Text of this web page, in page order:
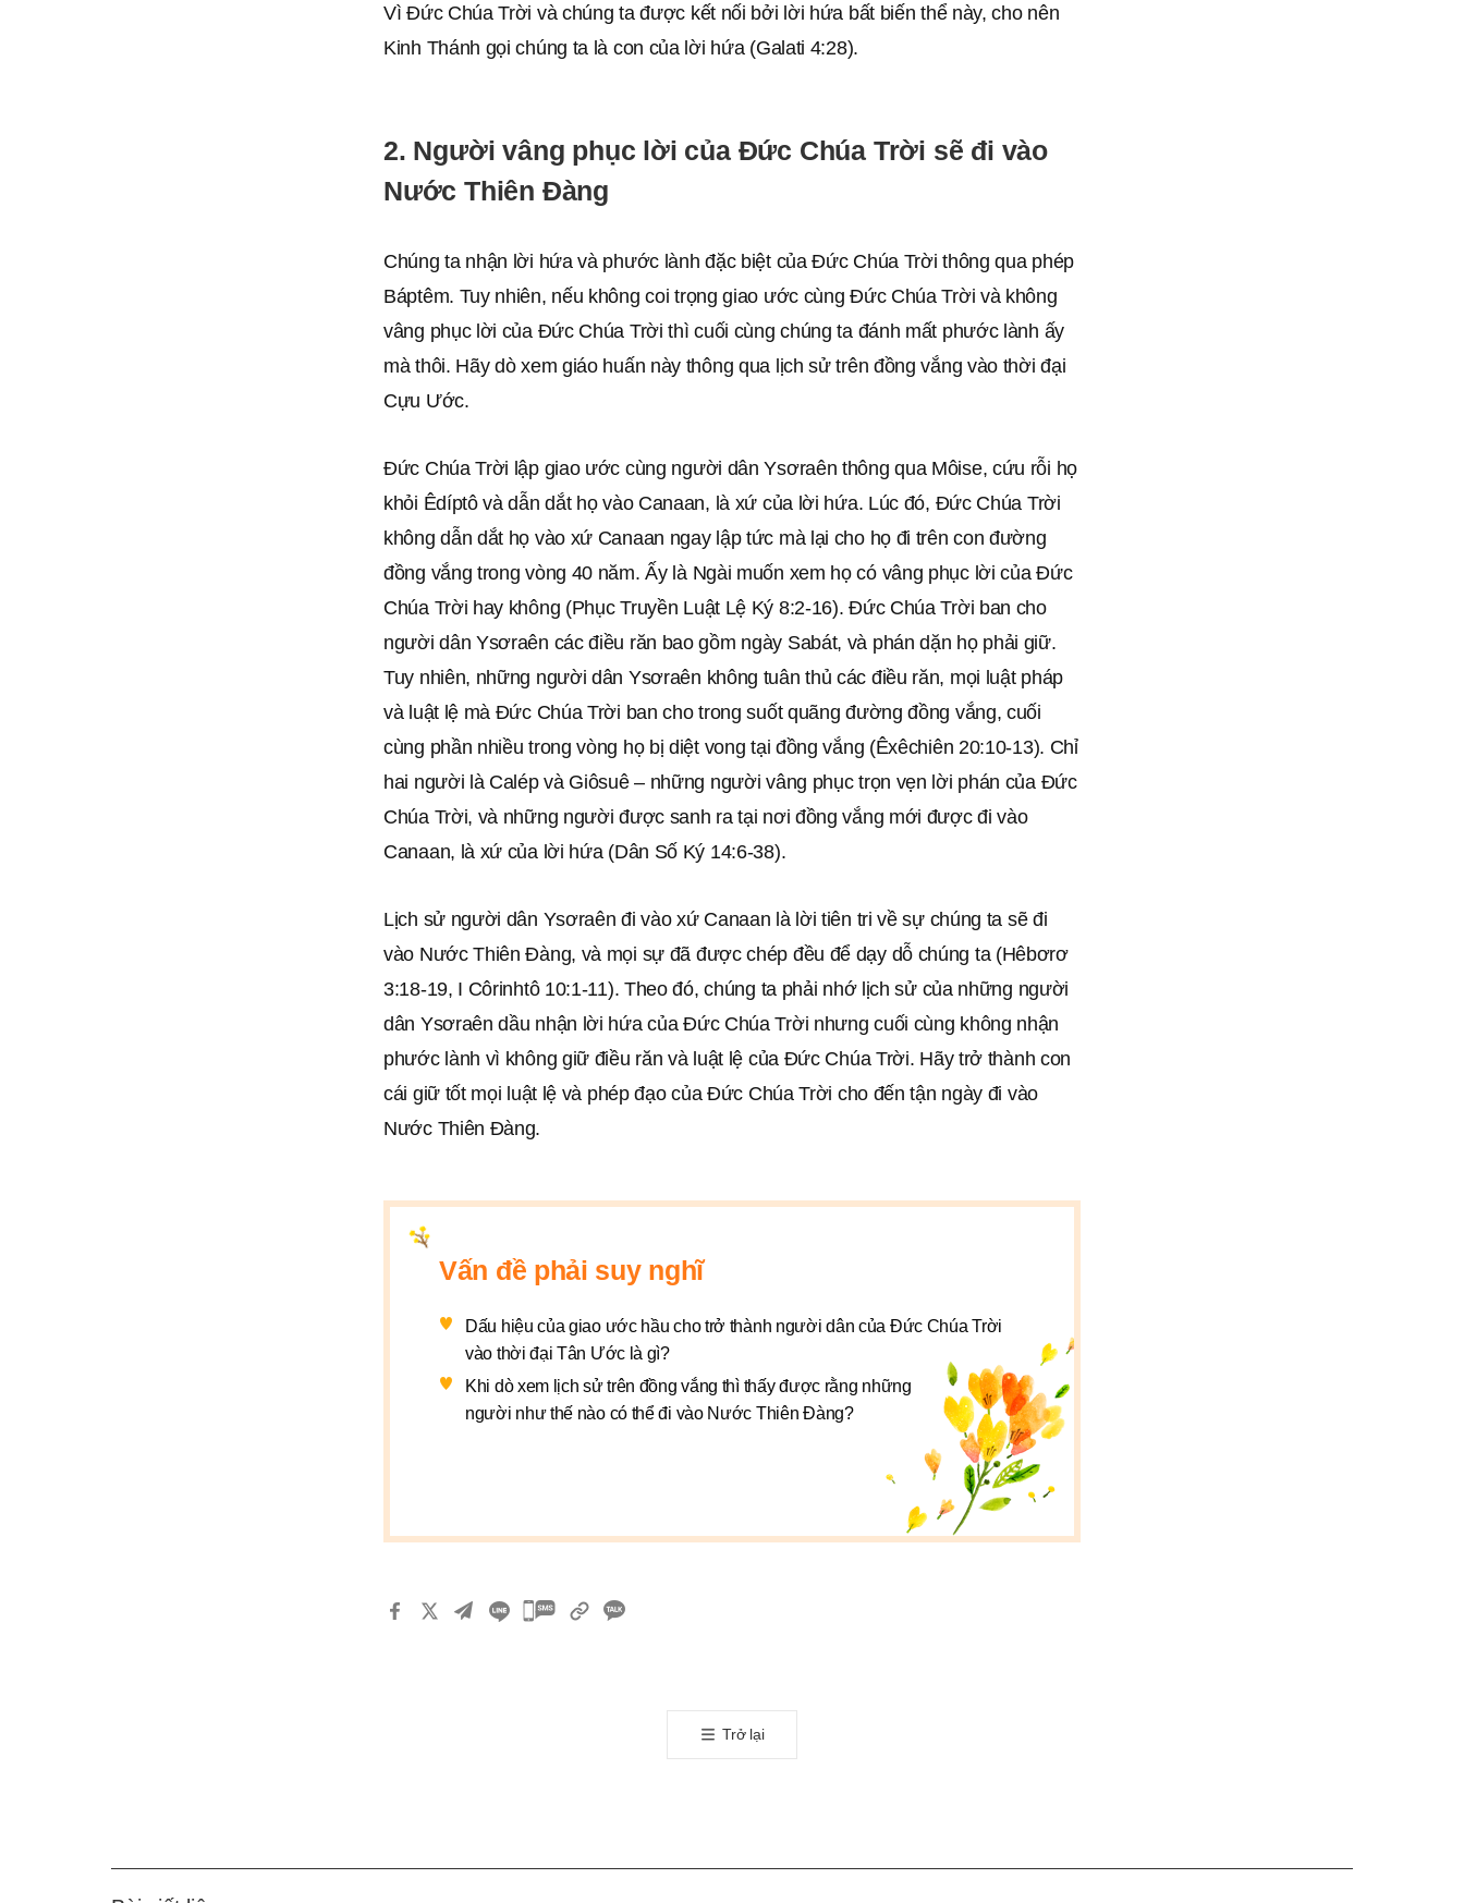
Vì Đức Chúa Trời và chúng ta được kết nối bởi lời hứa bất biến thể này, cho nên
Kinh Thánh gọi chúng ta là con của lời hứa (Galati 4:28).
2. Người vâng phục lời của Đức Chúa Trời sẽ đi vào
Nước Thiên Đàng
​ Chúng ta nhận lời hứa và phước lành đặc biệt của Đức Chúa Trời thông qua phép
Báptêm. Tuy nhiên, nếu không coi trọng giao ước cùng Đức Chúa Trời và không
vâng phục lời của Đức Chúa Trời thì cuối cùng chúng ta đánh mất phước lành ấy
mà thôi. Hãy dò xem giáo huấn này thông qua lịch sử trên đồng vắng vào thời đại
Cựu Ước.
Đức Chúa Trời lập giao ước cùng người dân Ysơraên thông qua Môise, cứu rỗi họ
khỏi Êdíptô và dẫn dắt họ vào Canaan, là xứ của lời hứa. Lúc đó, Đức Chúa Trời
không dẫn dắt họ vào xứ Canaan ngay lập tức mà lại cho họ đi trên con đường
đồng vắng trong vòng 40 năm. Ấy là Ngài muốn xem họ có vâng phục lời của Đức
Chúa Trời hay không (Phục Truyền Luật Lệ Ký 8:2-16). Ðức Chúa Trời ban cho
người dân Ysơraên các điều răn bao gồm ngày Sabát, và phán dặn họ phải giữ.
Tuy nhiên, những người dân Ysơraên không tuân thủ các điều răn, mọi luật pháp
và luật lệ mà Ðức Chúa Trời ban cho trong suốt quãng đường đồng vắng, cuối
cùng phần nhiều trong vòng họ bị diệt vong tại đồng vắng (Êxêchiên 20:10-13). Chỉ
hai người là Calép và Giôsuê – những người vâng phục trọn vẹn lời phán của Ðức
Chúa Trời, và những người được sanh ra tại nơi đồng vắng mới được đi vào
Canaan, là xứ của lời hứa (Dân Số Ký 14:6-38).
Lịch sử người dân Ysơraên đi vào xứ Canaan là lời tiên tri về sự chúng ta sẽ đi
vào Nước Thiên Ðàng, và mọi sự đã được chép đều để dạy dỗ chúng ta (Hêbơrơ
3:18-19, I Côrinhtô 10:1-11). Theo đó, chúng ta phải nhớ lịch sử của những người
dân Ysơraên dầu nhận lời hứa của Đức Chúa Trời nhưng cuối cùng không nhận
phước lành vì không giữ điều răn và luật lệ của Đức Chúa Trời. Hãy trở thành con
cái giữ tốt mọi luật lệ và phép đạo của Đức Chúa Trời cho đến tận ngày đi vào
Nước Thiên Đàng.
Vấn đề phải suy nghĩ
Dấu hiệu của giao ước hầu cho trở thành người dân của Đức Chúa Trời
vào thời đại Tân Ước là gì?
Khi dò xem lịch sử trên đồng vắng thì thấy được rằng những
người như thế nào có thể đi vào Nước Thiên Đàng?
카
Trở lại